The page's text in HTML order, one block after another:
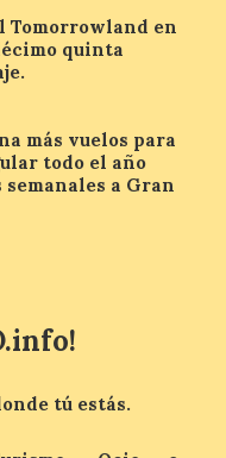
al
del
un
que
Tomorrowland en
quinta
más vuelos para
todo el año
a Gran
tú estás.